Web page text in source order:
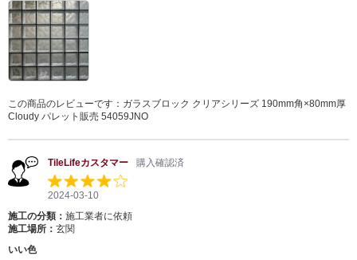
この商品のレビューです： ガラスブロック クリアシリーズ 190mm角×80mm厚
Cloudy パレット販売 54059JNO
TileLifeカスタマー 購入確認済
2024-03-10
施工の分類： 施工業者に依頼
施工場所： 玄関
いい色